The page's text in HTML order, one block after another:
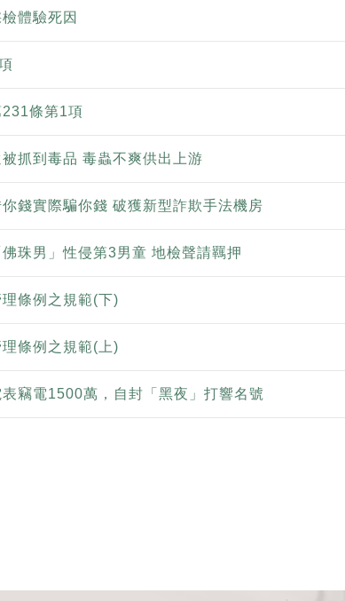
體驗死因
條第1項
抓到毒品 毒蟲不爽供出上游
你錢實際騙你錢 破獲新型詐欺手法機房
珠男」性侵第3男童 地檢聲請羈押
條例之規範(下)
條例之規範(上)
表竊電1500萬，自封「黑夜」打響名號